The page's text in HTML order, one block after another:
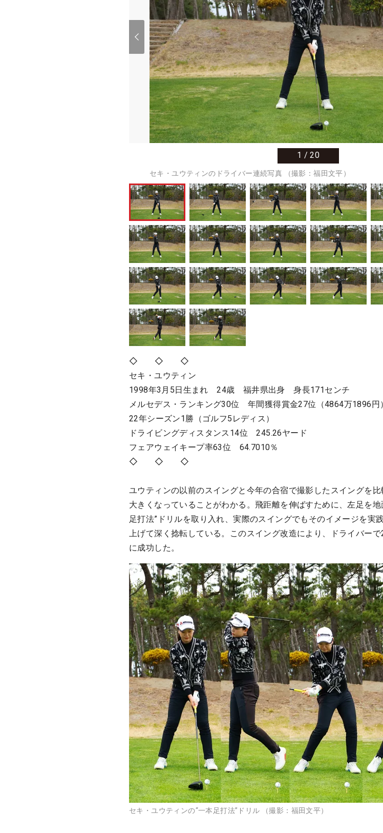
1 /20
セキ・ユウティンのドライバー連続写真 （撮影：福田文平）
◇ ◇ ◇
セキ・ユウティン
1998年3月5日生まれ 24歳 福井県出身 身長171センチ
メルセデス・ランキング30位 年間獲得賞金27位（4864万1896円）
22年シーズン1勝（ゴルフ5レディス）
ドライビングディスタンス14位 245.26ヤード
フェアウェイキープ率63位 64.7010％
◇ ◇ ◇
ユウティンの以前のスイングと今年の合宿で撮影したスイングを
大きくなっていることがわかる。飛距離を伸ばすために、左足を
足打法”ドリルを取り入れ、実際のスイングでもそのイメージを実
上げて深く捻転している。このスイング改造により、ドライバー
に成功した。
セキ・ユウティンの“一本足打法”ドリル （撮影：福田文平）